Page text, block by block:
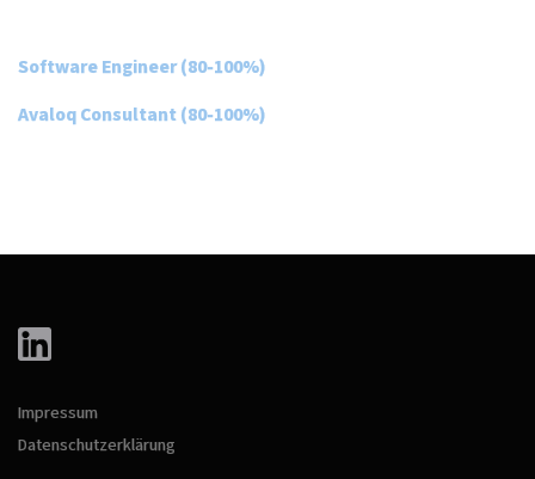
Software Engineer (80-100%)
Avaloq Consultant (80-100%)
Impressum
Datenschutzerklärung